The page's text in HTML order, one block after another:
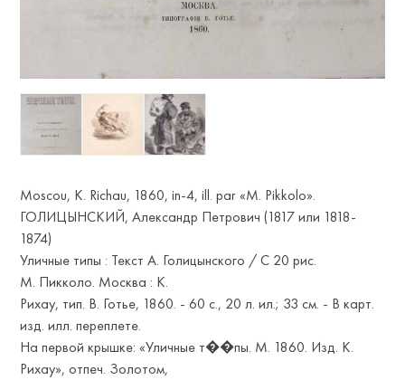
Moscou, K. Richau, 1860, in-4, ill. par «M. Pikkolo».
ГОЛИЦЫНСКИЙ, Александр Петрович (1817 или 1818-
1874)
Уличные типы : Текст А. Голицынского / С 20 рис.
М. Пикколо. Москва : К.
Рихау, тип. В. Готье, 1860. - 60 с., 20 л. ил.; 33 см. - В карт.
изд. илл. переплете.
На первой крышке: «Уличные т��пы. М. 1860. Изд. К.
Рихау», отпеч. Золотом,